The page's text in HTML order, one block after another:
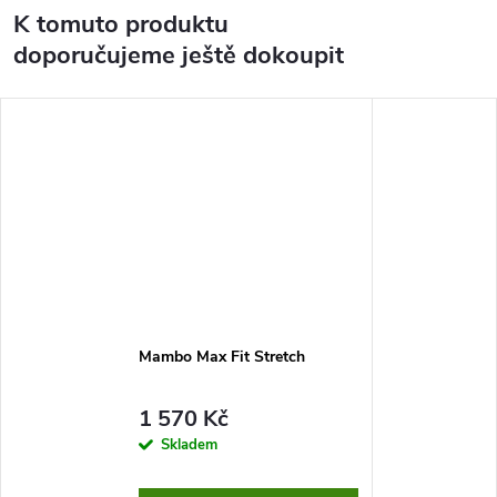
K tomuto produktu
doporučujeme ještě dokoupit
Mambo Max Fit Stretch
1 570 Kč
Skladem